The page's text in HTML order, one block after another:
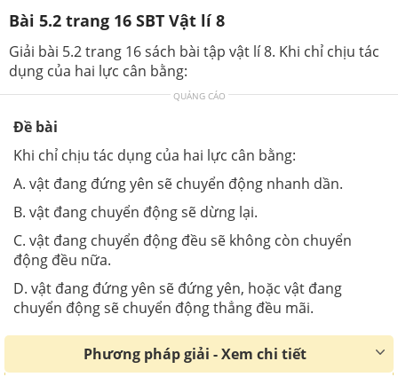
Bài 5.2 trang 16 SBT Vật lí 8
Giải bài 5.2 trang 16 sách bài tập vật lí 8. Khi chỉ chịu tác
dụng của hai lực cân bằng:
QUẢNG CÁO
Đề bài
Khi chỉ chịu tác dụng của hai lực cân bằng:
A. vật đang đứng yên sẽ chuyển động nhanh dần.
B. vật đang chuyển động sẽ dừng lại.
C. vật đang chuyển động đều sẽ không còn chuyển
động đều nữa.
D. vật đang đứng yên sẽ đứng yên, hoặc vật đang
chuyển động sẽ chuyển động thẳng đều mãi.
Phương pháp giải - Xem chi tiết